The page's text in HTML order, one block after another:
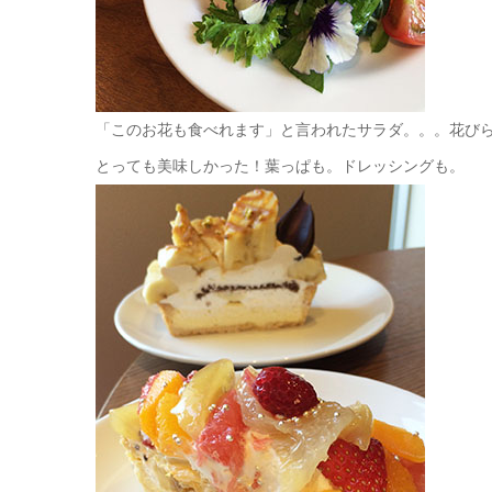
「このお花も食べれます」と言われたサラダ。。。花び
とっても美味しかった！葉っぱも。ドレッシングも。